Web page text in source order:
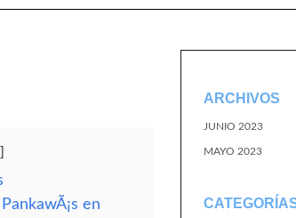
en
ARCHIVOS
JUNIO 2023
MAYO 2023